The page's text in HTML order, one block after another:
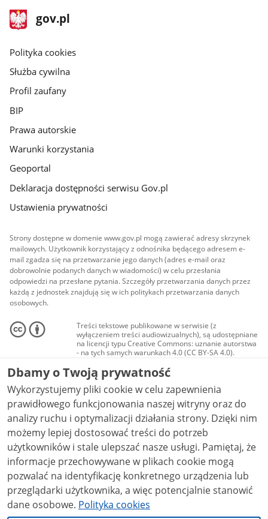
stopka
gov.pl
Strona
gov.pl
gov.pl
Polityka cookies
Służba cywilna
Profil zaufany
BIP
Prawa autorskie
Warunki korzystania
Geoportal
Deklaracja dostępności serwisu Gov.pl
Ustawienia prywatności
Strony dostępne w domenie www.gov.pl mogą zawierać adresy skrzynek
mailowych. Użytkownik korzystający z odnośnika będącego adresem e-
mail zgadza się na przetwarzanie jego danych (adres e-mail oraz
dobrowolnie podanych danych w wiadomości) w celu przesłania
odpowiedzi na przesłane pytania. Szczegóły przetwarzania danych przez
każdą z jednostek znajdują się w ich politykach przetwarzania danych
osobowych.
Treści tekstowe publikowane w serwisie (z
wyłączeniem treści audiowizualnych), są udostępniane
na licencji typu Creative Commons: uznanie autorstwa
- na tych samych warunkach 4.0 (CC BY-SA 4.0).
Materiały audiowizualne, w tym zdjęcia, materiały
audio i wideo, są udostępniane na licencji typu
Creative Commons: uznanie autorstwa użycie
niekomercyjne - bez utworów zależnych 4.0 (CC BY-
NC-ND 4.0), o ile nie jest to stwierdzone inaczej.
Dbamy o Twoją prywatność
Wykorzystujemy pliki cookie w celu zapewnienia
prawidłowego funkcjonowania naszej witryny oraz do
analizy ruchu i optymalizacji działania strony. Dzięki nim
możemy lepiej dostosować treści do potrzeb
użytkowników i stale ulepszać nasze usługi. Pamiętaj, że
informacje przechowywane w plikach cookie mogą
pozwalać na identyfikację konkretnego urządzenia lub
przeglądarki użytkownika, a więc potencjalnie stanowić
dane osobowe. Polityka cookies